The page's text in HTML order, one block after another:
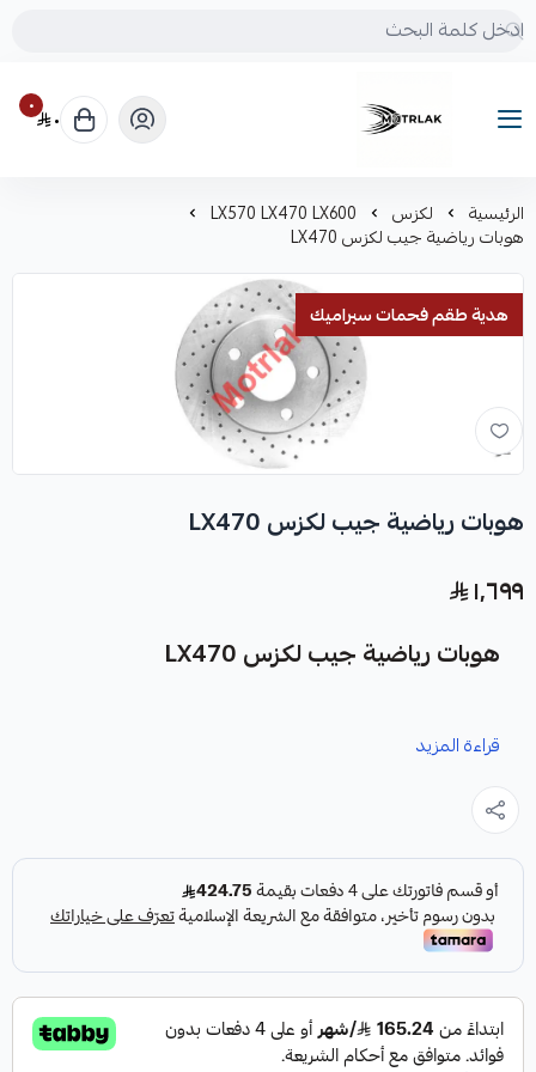
Motrlak
٠ ٠
الرئيسية لكزس LX570 LX470 LX600
هوبات رياضية جيب لكزس LX470
هدية طقم فحمات سيراميك
هوبات رياضية جيب لكزس LX470
١٬٦٩٩
هوبات رياضية جيب لكزس LX470
لتعزيز أداء نظام الفرامل.
المميزات الرئيسية:
✓تصميم مخرم لتهوية أفضل للهوب ومنظومة الفرامل.
قراءة المزيد